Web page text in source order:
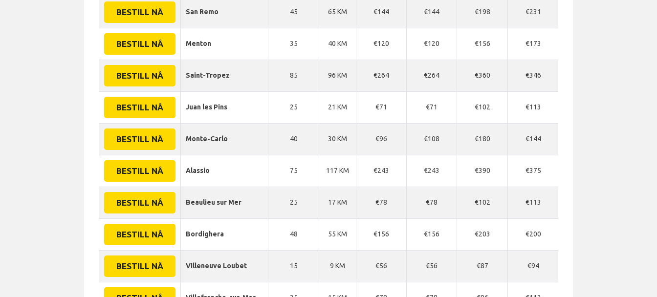
BESTILL NÅ San Remo 45 65 KM €144 €144 €198 €231
BESTILL NÅ Menton 35 40 KM €120 €120 €156 €173
BESTILL NÅ Saint-Tropez 85 96 KM €264 €264 €360 €346
BESTILL NÅ Juan les Pins 25 21 KM €71 €71 €102 €113
BESTILL NÅ Monte-Carlo 40 30 KM €96 €108 €180 €144
BESTILL NÅ Alassio 75 117 KM €243 €243 €390 €375
BESTILL NÅ Beaulieu sur Mer 25 17 KM €78 €78 €102 €113
BESTILL NÅ Bordighera 48 55 KM €156 €156 €203 €200
BESTILL NÅ Villeneuve Loubet 15 9 KM €56 €56 €87 €94